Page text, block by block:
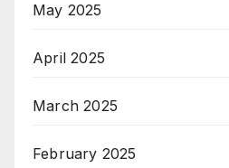
May 2025
April 2025
March 2025
February 2025